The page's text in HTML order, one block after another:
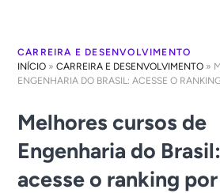
CARREIRA E DESENVOLVIMENTO
INÍCIO » CARREIRA E DESENVOLVIMENTO »
ENGENHARIA DO BRASIL: ACESSE O
Melhores cursos de
Engenharia do Brasil:
acesse o ranking